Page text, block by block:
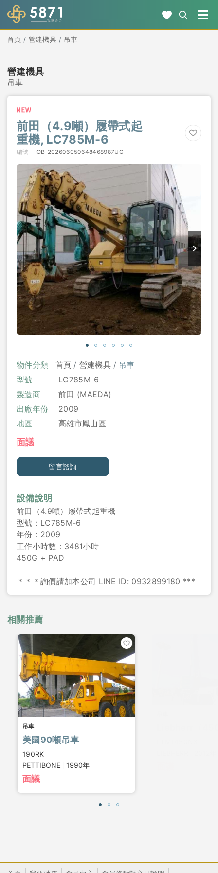
首頁 營建機具 吊車
營建機具
吊車
前田（4.9噸）履帶式起
重機, LC785M-6
編號 OB_202606050648468987UC
物件分類 首頁 營建機具
吊車
型號
LC785M-6
製造商
前田 (MAEDA)
出廠年份
2009
地區
高雄市鳳山區
面議
留言諮詢
設備說明
前田（4.9噸）履帶式起重機
型號：LC785M-6
年份：2009
工作小時數：3481小時
450G + PAD
＊＊＊詢價請加本公司 LINE ID: 0932899180 ***
相關推薦
吊車
美國90噸吊車
190RK
PETTIBONE
1990年
面議